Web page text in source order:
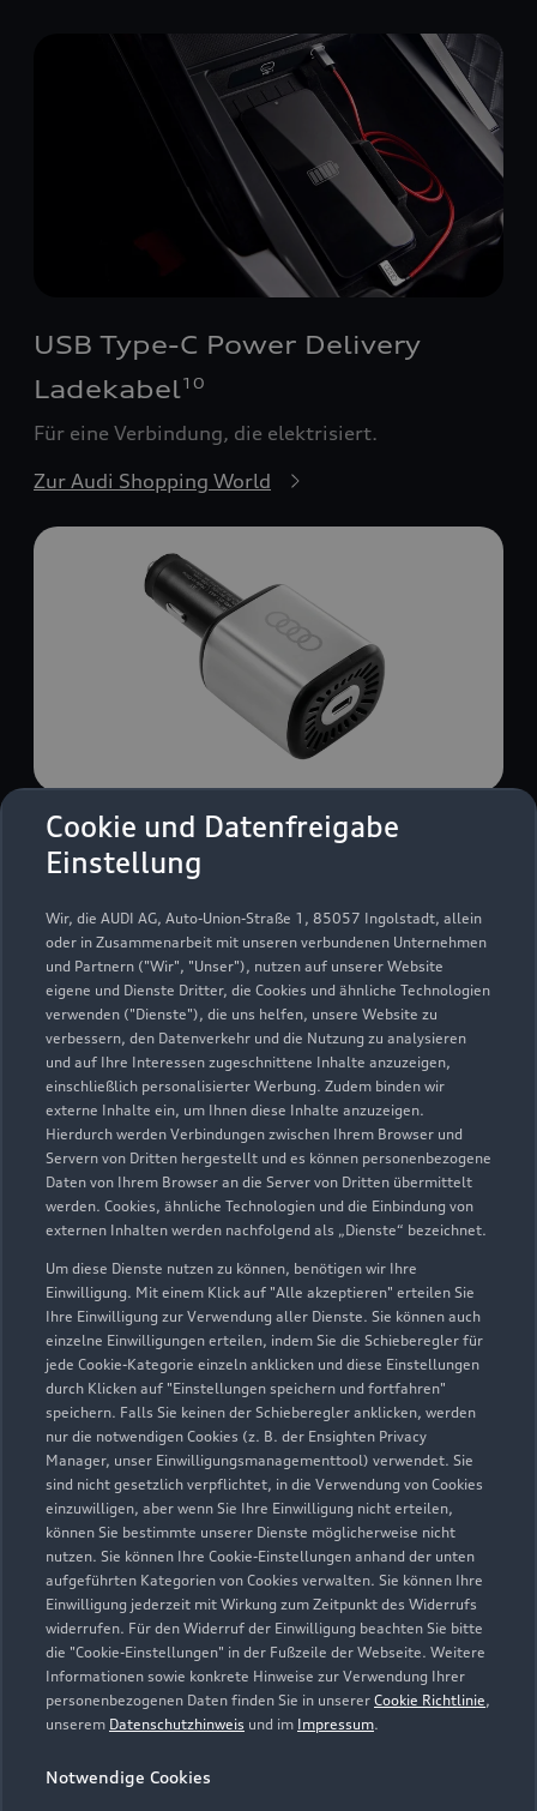
Cookie und Datenfreigabe
Einstellung
Wir, die AUDI AG, Auto-Union-Straße 1, 85057 Ingolstadt, allein
oder in Zusammenarbeit mit unseren verbundenen Unternehmen
und Partnern ("Wir", "Unser"), nutzen auf unserer Website
eigene und Dienste Dritter, die Cookies und ähnliche Technologien
verwenden ("Dienste"), die uns helfen, unsere Website zu
verbessern, den Datenverkehr und die Nutzung zu analysieren
und auf Ihre Interessen zugeschnittene Inhalte anzuzeigen,
einschließlich personalisierter Werbung. Zudem binden wir
externe Inhalte ein, um Ihnen diese Inhalte anzuzeigen.
Hierdurch werden Verbindungen zwischen Ihrem Browser und
Servern von Dritten hergestellt und es können personenbezogene
Daten von Ihrem Browser an die Server von Dritten übermittelt
werden. Cookies, ähnliche Technologien und die Einbindung von
externen Inhalten werden nachfolgend als „Dienste“ bezeichnet.
Um diese Dienste nutzen zu können, benötigen wir Ihre
Einwilligung. Mit einem Klick auf "Alle akzeptieren" erteilen Sie
Ihre Einwilligung zur Verwendung aller Dienste. Sie können auch
einzelne Einwilligungen erteilen, indem Sie die Schieberegler für
jede Cookie-Kategorie einzeln anklicken und diese Einstellungen
durch Klicken auf "Einstellungen speichern und fortfahren"
speichern. Falls Sie keinen der Schieberegler anklicken, werden
nur die notwendigen Cookies (z. B. der Ensighten Privacy
Manager, unser Einwilligungsmanagementtool) verwendet. Sie
sind nicht gesetzlich verpflichtet, in die Verwendung von Cookies
einzuwilligen, aber wenn Sie Ihre Einwilligung nicht erteilen,
können Sie bestimmte unserer Dienste möglicherweise nicht
nutzen. Sie können Ihre Cookie-Einstellungen anhand der unten
aufgeführten Kategorien von Cookies verwalten. Sie können Ihre
Einwilligung jederzeit mit Wirkung zum Zeitpunkt des Widerrufs
widerrufen. Für den Widerruf der Einwilligung beachten Sie bitte
die "Cookie-Einstellungen" in der Fußzeile der Webseite. Weitere
Informationen sowie konkrete Hinweise zur Verwendung Ihrer
personenbezogenen Daten finden Sie in unserer Cookie Richtlinie,
unserem Datenschutzhinweis und im Impressum.
Notwendige Cookies
USB Type-C Power Delivery
Ladekabel10
Für eine Verbindung, die elektrisiert.
Zur Audi Shopping World
USB Power-Ladegerät
USB Power-Ladegerät für schnelles und
komfortables Laden von Mobiltelefonen, Tablets
oder Laptops.
Zur Audi Shopping World
Audi Pflegemitteltasche
Sommer
Damit Ihr Audi auch im Sommer glänzt: die
passende Pflege in einer Tasche.
Zur Audi Shopping World